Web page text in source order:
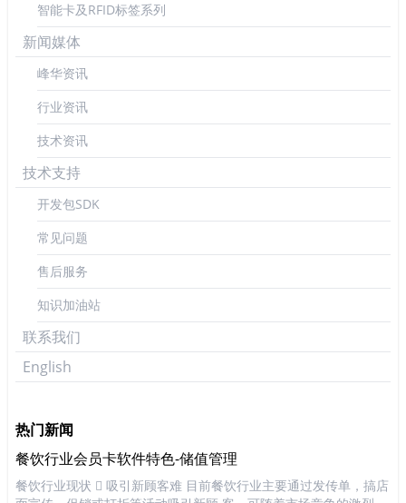
智能卡及RFID标签系列
新闻媒体
峰华资讯
行业资讯
技术资讯
技术支持
开发包SDK
常见问题
售后服务
知识加油站
联系我们
English
热门新闻
餐饮行业会员卡软件特色-储值管理
餐饮行业现状  吸引新顾客难 目前餐饮行业主要通过发传单，搞店